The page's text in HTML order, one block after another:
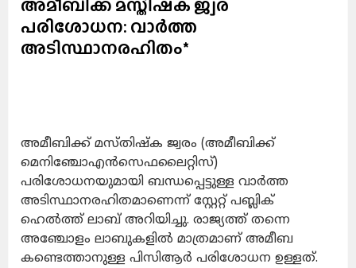
പരിശോധന: വാര്‍ത്ത
അടിസ്ഥാനരഹിതം*
അമീബിക്ക് മസ്തിഷ്‌ക ജ്വരം (അമീബിക്ക്
മെനിഞ്ചോഎന്‍സെഫലൈറ്റിസ്)
പരിശോധനയുമായി ബന്ധപ്പെട്ടുള്ള വാര്‍ത്ത
അടിസ്ഥാനരഹിതമാണെന്ന് സ്റ്റേറ്റ് പബ്ലിക്
ഹെല്‍ത്ത് ലാബ് അറിയിച്ചു. രാജ്യത്ത് തന്നെ
അഞ്ചോളം ലാബുകളില്‍ മാത്രമാണ് അമീബ
കണ്ടെത്താനുള്ള പിസിആര്‍ പരിശോധന ഉള്ളത്.